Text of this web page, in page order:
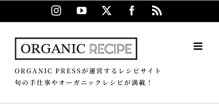
Instagram
YouTube Facebook
ORGANIC PRESSが運営するレシピサイト
旬の手仕事やオーガニックレシピが満載！